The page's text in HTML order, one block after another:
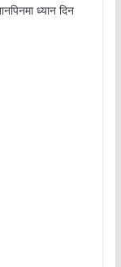
ध्यान दिन